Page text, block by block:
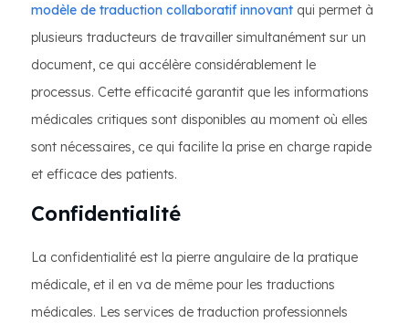
modèle de traduction collaboratif innovant qui permet à
plusieurs traducteurs de travailler simultanément sur un
document, ce qui accélère considérablement le
processus. Cette efficacité garantit que les informations
médicales critiques sont disponibles au moment où elles
sont nécessaires, ce qui facilite la prise en charge rapide
et efficace des patients.
Confidentialité
La confidentialité est la pierre angulaire de la pratique
médicale, et il en va de même pour les traductions
médicales. Les services de traduction professionnels